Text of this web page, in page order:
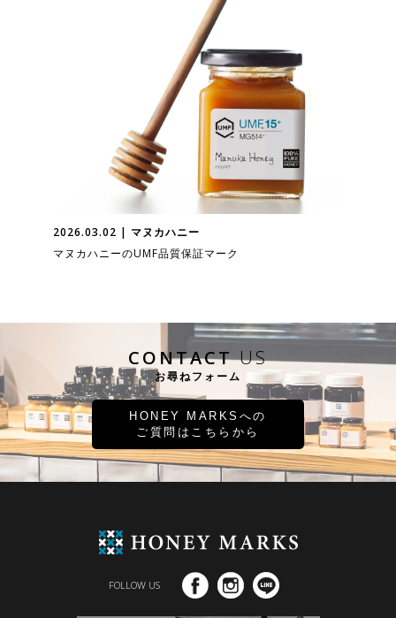
2026.03.02 | マヌカハニー
マヌカハニーのUMF品質保証マーク
CONTACTUS
お尋ねフォーム
HONEY MARKSへの
ご質問はこちらから
FOLLOW US